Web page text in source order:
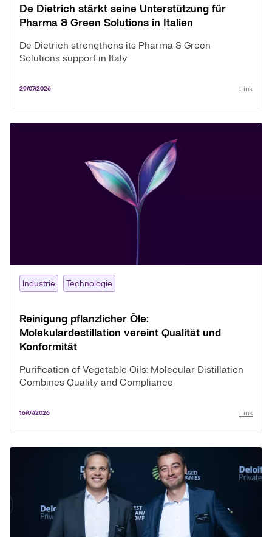
De Dietrich stärkt seine Unterstützung für
Pharma & Green Solutions in Italien
De Dietrich strengthens its Pharma & Green
Solutions support in Italy
29/07/2026 Link
Industrie Technologie
Reinigung pflanzlicher Öle:
Molekulardestillation vereint Qualität und
Konformität
Purification of Vegetable Oils: Molecular Distillation
Combines Quality and Compliance
16/07/2026 Link